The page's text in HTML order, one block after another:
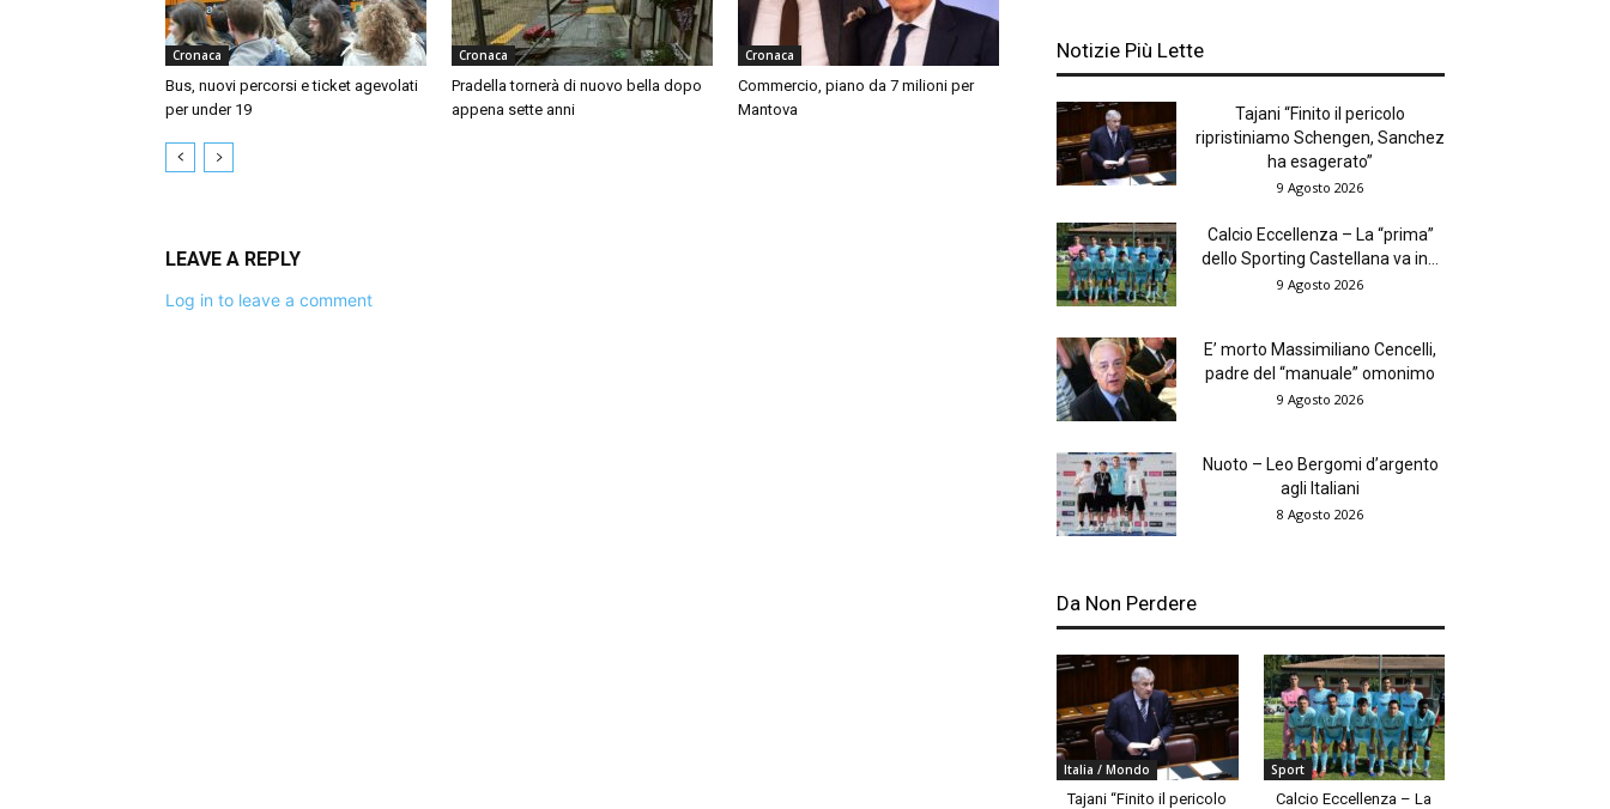
Cronaca
Bus, nuovi percorsi e ticket agevolati
per under 19
Cronaca
Pradella tornerà di nuovo bella dopo
appena sette anni
Cronaca
Commercio, piano da 7 milioni per
Mantova
LEAVE A REPLY
Log in to leave a comment
Notizie Più Lette
Tajani “Finito il pericolo
ripristiniamo Schengen, Sanchez
ha esagerato”
9 Agosto 2026
Calcio Eccellenza – La “prima”
dello Sporting Castellana va in...
9 Agosto 2026
E’ morto Massimiliano Cencelli,
padre del “manuale” omonimo
9 Agosto 2026
Nuoto – Leo Bergomi d’argento
agli Italiani
8 Agosto 2026
Da Non Perdere
Italia / Mondo
Tajani “Finito il pericolo
Sport
Calcio Eccellenza – La